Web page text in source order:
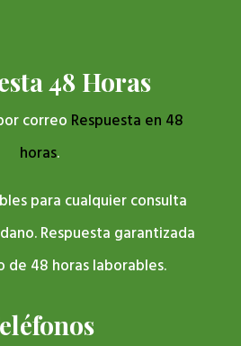
48 Horas
correo Respuesta en 48
horas.
para cualquier consulta
Respuesta garantizada
de 48 horas laborables.